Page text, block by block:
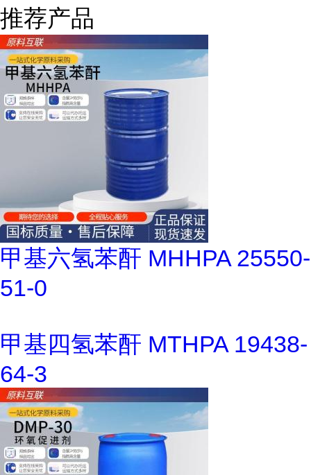
推荐产品
甲基六氢苯酐 MHHPA 25550-
51-0
甲基四氢苯酐 MTHPA 19438-
64-3